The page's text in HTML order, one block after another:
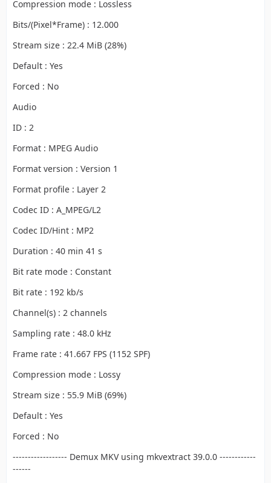
Compression mode : Lossless
Bits/(Pixel*Frame) : 12.000
Stream size : 22.4 MiB (28%)
Default : Yes
Forced : No
Audio
ID : 2
Format : MPEG Audio
Format version : Version 1
Format profile : Layer 2
Codec ID : A_MPEG/L2
Codec ID/Hint : MP2
Duration : 40 min 41 s
Bit rate mode : Constant
Bit rate : 192 kb/s
Channel(s) : 2 channels
Sampling rate : 48.0 kHz
Frame rate : 41.667 FPS (1152 SPF)
Compression mode : Lossy
Stream size : 55.9 MiB (69%)
Default : Yes
Forced : No
------------------ Demux MKV using mkvextract 39.0.0 ------------
------